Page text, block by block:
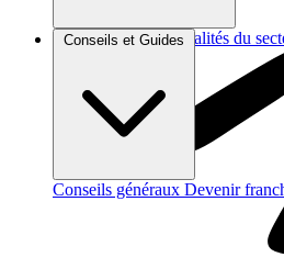
Brèves et actus Actualités du
Conseils et Guides
Conseils généraux Devenir